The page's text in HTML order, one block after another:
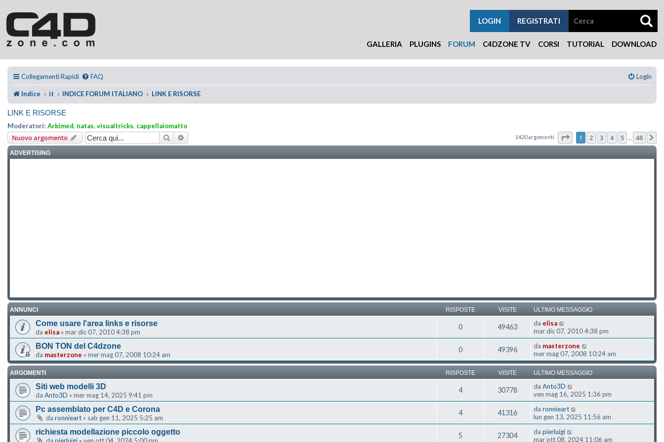
GALLERIA PLUGINS FORUM C4DZONE TV CORSI TUTORIAL DOWNLOAD
REGISTRATI
LOGIN
Collegamenti Rapidi FAQ Login
Indice it INDICE FORUM ITALIANO LINK E RISORSE
LINK E RISORSE
Moderatori: Arkimed, natas, visualtricks, cappellaiomatto
Nuovo argomento Cerca 1420 argomenti Pagina di 48
1 2 3 4 5 48
ADVERTISING
ANNUNCI RISPOSTE VISITE ULTIMO MESSAGGIO
Come usare l'area links e risorse
da elisa » mar dic 07, 2010 4:38 pm
0 49463 da elisa
mar dic 07, 2010 4:38 pm
BON TON del C4dzone
da masterzone » mer mag 07, 2008 10:24 am
0 49396 da masterzone
mer mag 07, 2008 10:24 am
ARGOMENTI RISPOSTE VISITE ULTIMO MESSAGGIO
Siti web modelli 3D
da Anto3D » mer mag 14, 2025 9:41 pm
4 30778 da Anto3D
ven mag 16, 2025 1:36 pm
Pc assemblato per C4D e Corona
da ronnieart » sab gen 11, 2025 5:25 am
4 41316 da ronnieart
lun gen 13, 2025 11:56 am
richiesta modellazione piccolo oggetto 5 27304 da pierluigi
mar ott 08, 2024 11:06 am